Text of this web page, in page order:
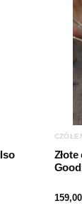
159,00